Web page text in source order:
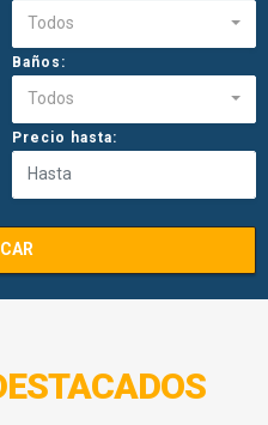
Todos
Baños:
Todos
Precio hasta: